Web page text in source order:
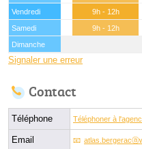
Vendredi
9h - 12h
Samedi
9h - 12h
Dimanche
Signaler une erreur
Contact
Téléphone Téléphoner à
Email